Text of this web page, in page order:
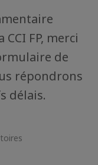
FP, merci
de
répondrons
délais.